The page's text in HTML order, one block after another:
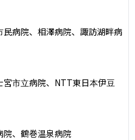
病院、相澤病院、諏訪湖畔病
市立病院、NTT東日本伊豆
院、鶴巻温泉病院